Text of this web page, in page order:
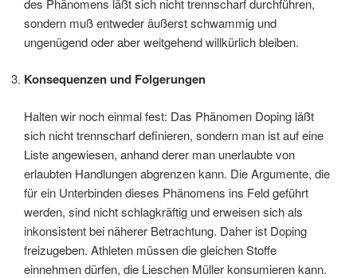
des Phänomens läßt sich nicht trennscharf durchführen,
sondern muß entweder äußerst schwammig und
ungenügend oder aber weitgehend willkürlich bleiben.
Konsequenzen und Folgerungen
Halten wir noch einmal fest: Das Phänomen Doping läßt
sich nicht trennscharf definieren, sondern man ist auf eine
Liste angewiesen, anhand derer man unerlaubte von
erlaubten Handlungen abgrenzen kann. Die Argumente, die
für ein Unterbinden dieses Phänomens ins Feld geführt
werden, sind nicht schlagkräftig und erweisen sich als
inkonsistent bei näherer Betrachtung. Daher ist Doping
freizugeben. Athleten müssen die gleichen Stoffe
einnehmen dürfen, die Lieschen Müller konsumieren kann.